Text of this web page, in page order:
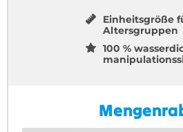
Einheitsgröße
Altersgruppen
100 %